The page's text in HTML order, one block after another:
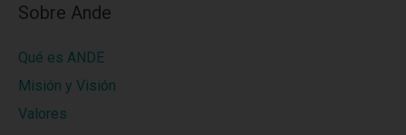
Sobre Ande
Qué es ANDE
Misión y Visión
Valores